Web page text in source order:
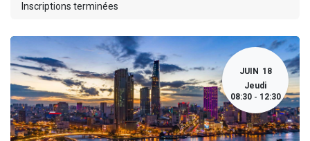
Inscriptions terminées
JUIN 18
Jeudi
08:30 - 12:30